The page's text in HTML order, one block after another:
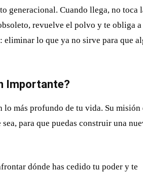
generacional. Cuando llega, no toca
revuelve el polvo y te obliga
eliminar lo que ya no sirve para que
Importante?
más profundo de tu vida. Su misión
para que puedas construir una
dónde has cedido tu poder y te